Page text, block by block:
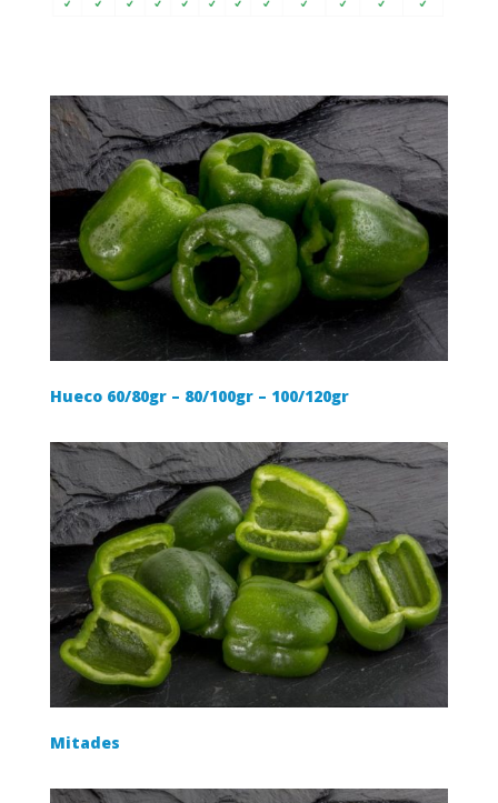
Hueco 60/80gr – 80/100gr – 100/120gr
Mitades